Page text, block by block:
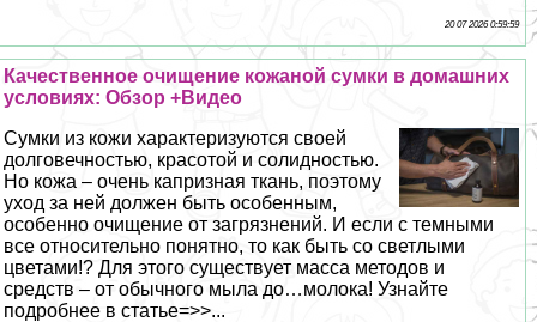
20 07 2026 0:59:59
Качественное очищение кожаной сумки в домашних
условиях: Обзор +Видео
Сумки из кожи хаpaктеризуются своей
долговечностью, красотой и солидностью.
Но кожа – очень капризная ткань, поэтому
уход за ней должен быть особенным,
особенно очищение от загрязнений. И если с темными
все относительно понятно, то как быть со светлыми
цветами!? Для этого существует масса методов и
средств – от обычного мыла до…молока! Узнайте
подробнее в статье=>>...